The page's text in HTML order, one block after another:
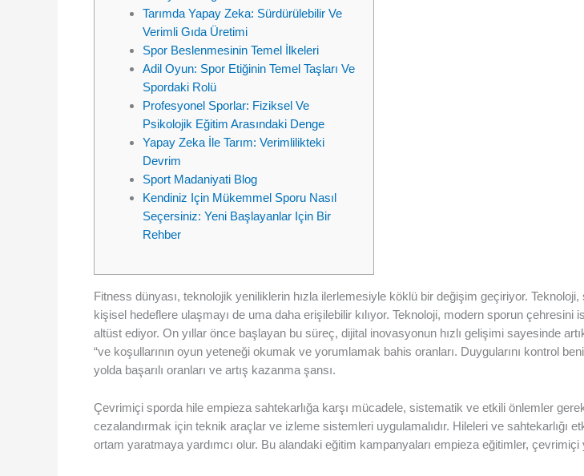
Tarımda Yapay Zeka: Sürdürülebilir Ve
Verimli Gıda Üretimi
Spor Beslenmesinin Temel İlkeleri
Adil Oyun: Spor Etiğinin Temel Taşları Ve
Spordaki Rolü
Profesyonel Sporlar: Fiziksel Ve
Psikolojik Eğitim Arasındaki Denge
Yapay Zeka İle Tarım: Verimlilikteki
Devrim
Sport Madaniyati Blog
Kendiniz Için Mükemmel Sporu Nasıl
Seçersiniz: Yeni Başlayanlar Için Bir
Rehber
Fitness dünyası, teknolojik yeniliklerin hızla ilerlemesiyle köklü bir değişim geçiriyor.
kişisel hedeflere ulaşmayı de uma daha erişilebilir kılıyor. Teknoloji, modern sporun
altüst ediyor. On yıllar önce başlayan bu süreç, dijital inovasyonun hızlı gelişimi sayesinde
“ve koşullarının oyun yeteneği okumak ve yorumlamak bahis oranları. Duygularını kontrol
yolda başarılı oranları ve artış kazanma şansı.
Çevrimiçi sporda hile empieza sahtekarlığa karşı mücadele, sistematik ve etkili önlemler
cezalandırmak için teknik araçlar ve izleme sistemleri uygulamalıdır. Hileleri ve
ortam yaratmaya yardımcı olur. Bu alandaki eğitim kampanyaları empieza eğitimler,